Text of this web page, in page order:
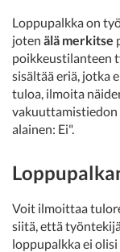
Loppupalkka on
joten älä merkitse
poikkeustilanteen
sisältää eriä, jotka
tuloa, ilmoita
vakuuttamistiedon
alainen: Ei".
Voit ilmoittaa
siitä, että
loppupalkka ei